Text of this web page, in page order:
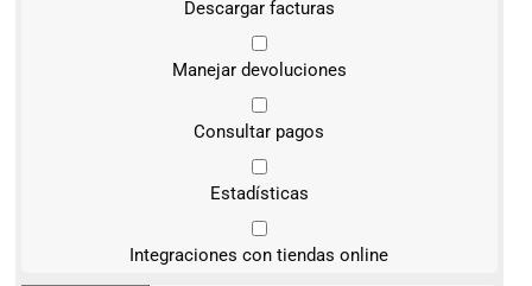
Descargar facturas
Manejar devoluciones
Consultar pagos
Estadísticas
Integraciones con tiendas online